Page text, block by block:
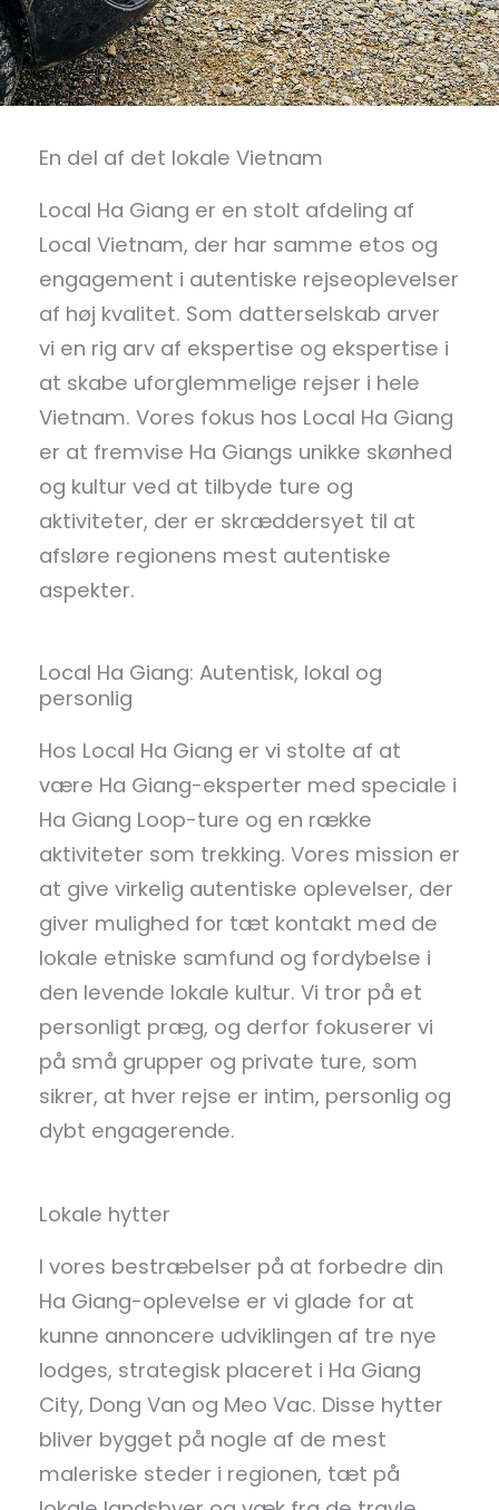
En del af det lokale Vietnam
Local Ha Giang er en stolt afdeling af
Local Vietnam, der har samme etos og
engagement i autentiske rejseoplevelser
af høj kvalitet. Som datterselskab arver
vi en rig arv af ekspertise og ekspertise i
at skabe uforglemmelige rejser i hele
Vietnam. Vores fokus hos Local Ha Giang
er at fremvise Ha Giangs unikke skønhed
og kultur ved at tilbyde ture og
aktiviteter, der er skræddersyet til at
afsløre regionens mest autentiske
aspekter.
Local Ha Giang: Autentisk, lokal og
personlig
Hos Local Ha Giang er vi stolte af at
være Ha Giang-eksperter med speciale i
Ha Giang Loop-ture og en række
aktiviteter som trekking. Vores mission er
at give virkelig autentiske oplevelser, der
giver mulighed for tæt kontakt med de
lokale etniske samfund og fordybelse i
den levende lokale kultur. Vi tror på et
personligt præg, og derfor fokuserer vi
på små grupper og private ture, som
sikrer, at hver rejse er intim, personlig og
dybt engagerende.
Lokale hytter
I vores bestræbelser på at forbedre din
Ha Giang-oplevelse er vi glade for at
kunne annoncere udviklingen af tre nye
lodges, strategisk placeret i Ha Giang
City, Dong Van og Meo Vac. Disse hytter
bliver bygget på nogle af de mest
maleriske steder i regionen, tæt på